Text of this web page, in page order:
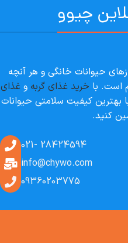
چیوو
حیوانات خانگی و هر آنچه
است. با خرید غذای گربه و غذای
بهترین کیفیت سلامتی حیوانات
کنید.
28424594 -021
info@chywo.com
09360203775